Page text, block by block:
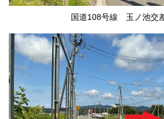
国道108号線 玉ノ池交